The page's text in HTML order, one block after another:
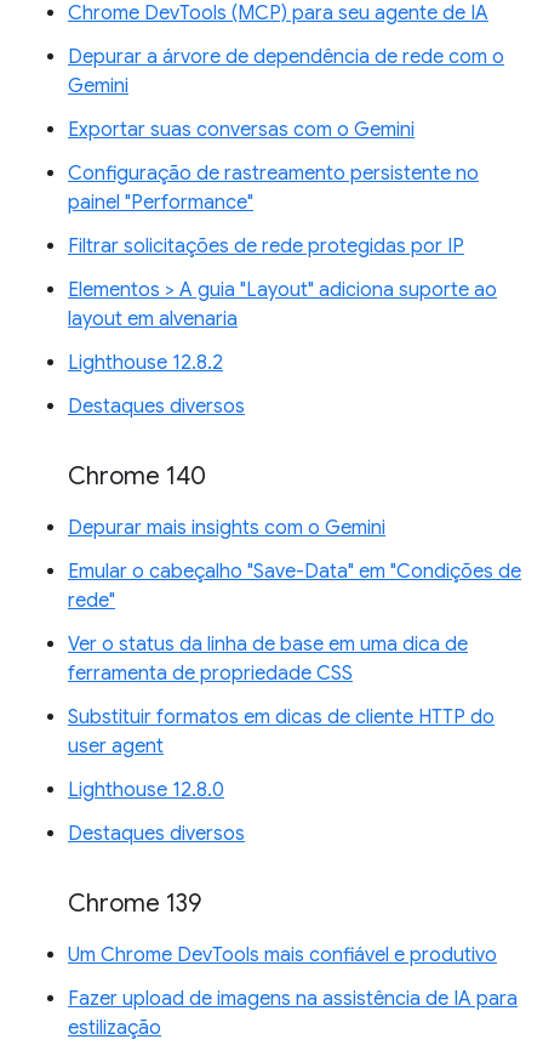
Chrome DevTools (MCP) para seu agente de IA
Depurar a árvore de dependência de rede com o
Gemini
Exportar suas conversas com o Gemini
Configuração de rastreamento persistente no
painel "Performance"
Filtrar solicitações de rede protegidas por IP
Elementos > A guia "Layout" adiciona suporte ao
layout em alvenaria
Lighthouse 12.8.2
Destaques diversos
Chrome 140
Depurar mais insights com o Gemini
Emular o cabeçalho "Save-Data" em "Condições de
rede"
Ver o status da linha de base em uma dica de
ferramenta de propriedade CSS
Substituir formatos em dicas de cliente HTTP do
user agent
Lighthouse 12.8.0
Destaques diversos
Chrome 139
Um Chrome DevTools mais confiável e produtivo
Fazer upload de imagens na assistência de IA para
estilização